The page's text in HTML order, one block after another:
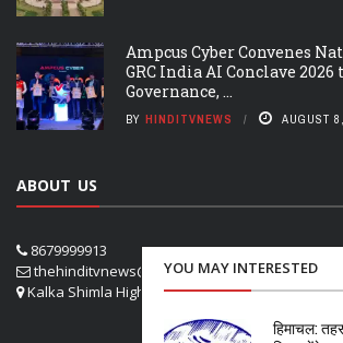
YOU MAY INTERESTED
हिमाचल:
Ampcus Cyber Convenes
GRC India AI Conclave 2026
Governance, ...
BY HINDITVNEWS AUGUST
ABOUT US
8679999913
thehinditvnews@gmail.com
Kalka Shimla Highway- VPO Panog, SHOGHI